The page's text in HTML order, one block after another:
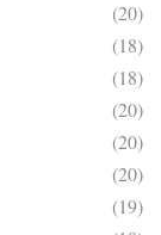
(20)
(18)
(18)
(20)
(20)
(20)
(19)